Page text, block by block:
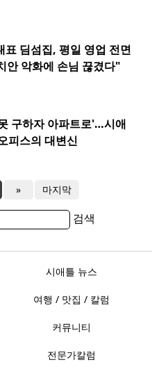
표 딤섬집, 평일 영업 전면
안 악화에 손님 끊겼다"
구하자 아파트로'…시애
피스의 대변신
» 마지막
검색
시애틀 뉴스
여행 / 맛집 / 칼럼
커뮤니티
전문가칼럼